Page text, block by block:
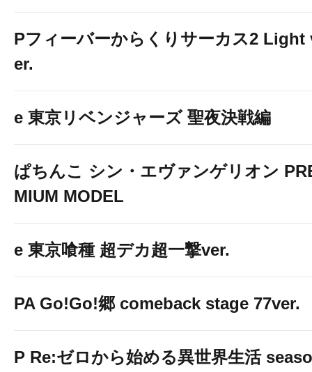
Pフィーバーからくりサーカス2 Light
er.
e 東京リベンジャーズ 聖夜決戦編
ぱちんこ シン・エヴァンゲリオン
MIUM MODEL
e 東京喰種 超デカ超一撃ver.
PA Go!Go!郷 comeback stage 77ver.
P Re:ゼロから始める異世界生活